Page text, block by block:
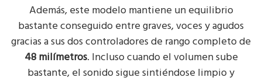
Además, este modelo mantiene un equilibrio
bastante conseguido entre graves, voces y agudos
gracias a sus dos controladores de rango completo de
48 milímetros. Incluso cuando el volumen sube
bastante, el sonido sigue sintiéndose limpio y